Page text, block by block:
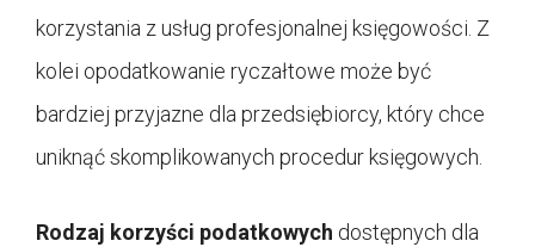
korzystania z usług profesjonalnej księgowości. Z
kolei opodatkowanie ryczałtowe może być
bardziej przyjazne dla przedsiębiorcy, który chce
uniknąć skomplikowanych procedur księgowych.
Rodzaj korzyści podatkowych dostępnych dla